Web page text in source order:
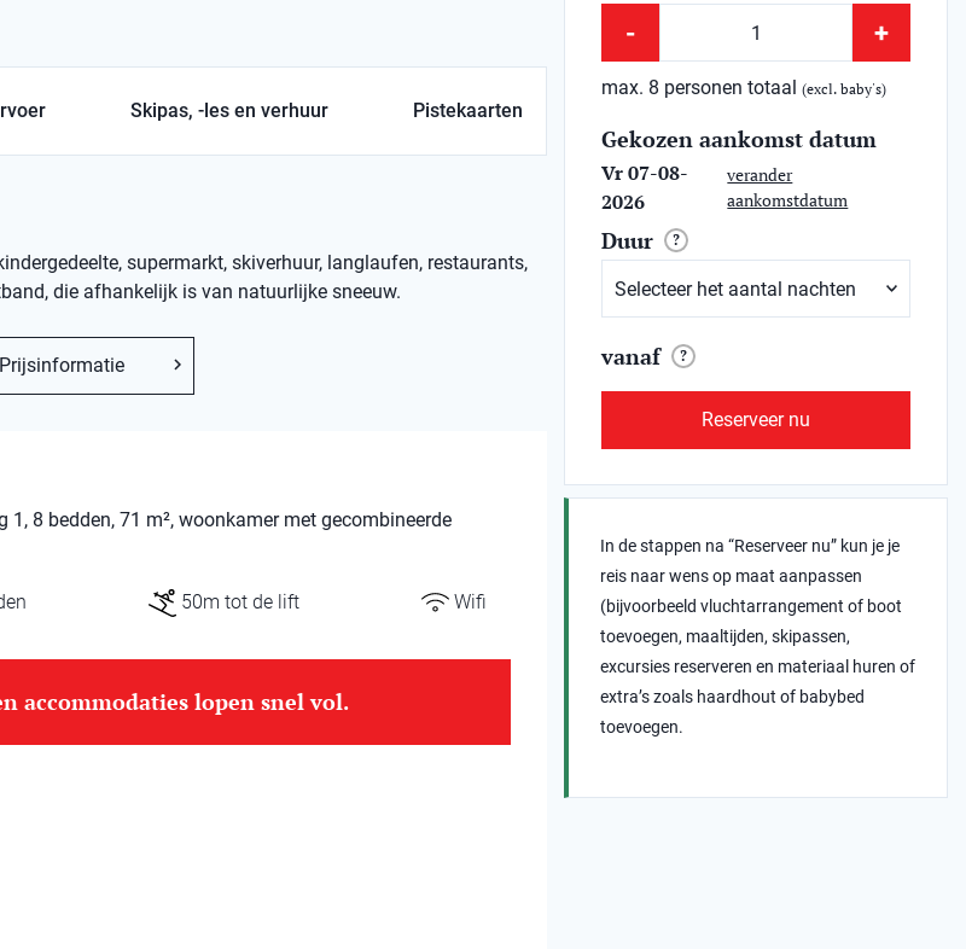
Skipas, -les en verhuur Pistekaarten
supermarkt, skiverhuur, langlaufen, restaurants,
die afhankelijk is van natuurlijke sneeuw.
Prijsinformatie
8 bedden, 71 m², woonkamer met gecombineerde
50m tot de lift Wifi
accommodaties lopen snel vol.
- +
max. 8 personen totaal(excl. baby's)
Gekozen aankomst datum
Vr 07-08-
2026
verander
aankomstdatum
Duur ?
vanaf ?
Reserveer nu
In de stappen na “Reserveer nu” kun je je
reis naar wens op maat aanpassen
(bijvoorbeeld vluchtarrangement of boot
toevoegen, maaltijden, skipassen,
excursies reserveren en materiaal huren of
extra’s zoals haardhout of babybed
toevoegen.